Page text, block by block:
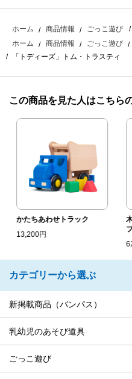
ホーム 商品情報 ごっこ遊び
ホーム
商品情報 ごっこ遊び
「トディーズ」トム・トラスティ
この商品を見た人はこちら
かたちあわせトラック
13,200円
木
ブ
カテゴリーから選ぶ
新掲載商品（バンパス）
乳幼児のあそび道具
ごっこ遊び